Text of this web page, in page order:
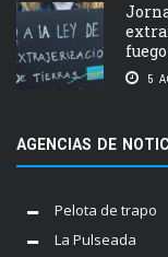
5
AGENCIAS DE
Pelota de trapo
La Pulseada